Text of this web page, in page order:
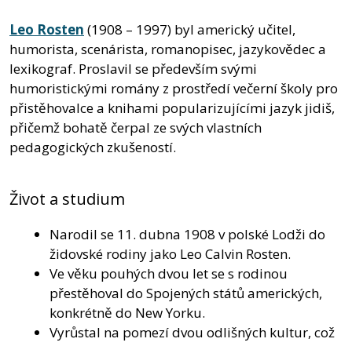
Leo Rosten (1908 – 1997) byl americký učitel,
humorista, scenárista, romanopisec, jazykovědec a
lexikograf. Proslavil se především svými
humoristickými romány z prostředí večerní školy pro
přistěhovalce a knihami popularizujícími jazyk jidiš,
přičemž bohatě čerpal ze svých vlastních
pedagogických zkušeností.
Život a studium
Narodil se 11. dubna 1908 v polské Lodži do
židovské rodiny jako Leo Calvin Rosten.
Ve věku pouhých dvou let se s rodinou
přestěhoval do Spojených států amerických,
konkrétně do New Yorku.
Vyrůstal na pomezí dvou odlišných kultur, což